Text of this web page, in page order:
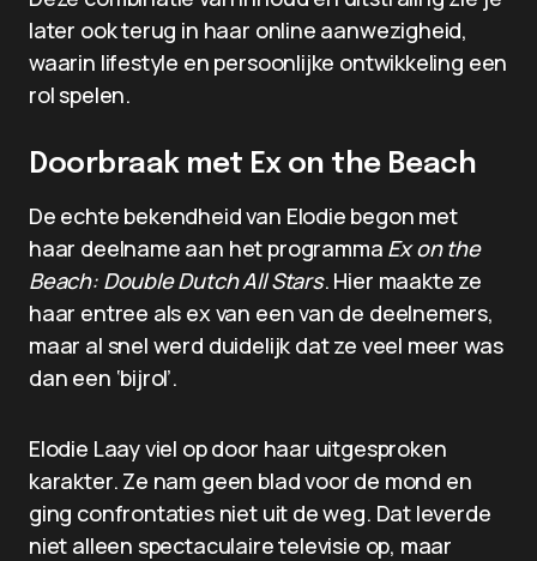
later ook terug in haar online aanwezigheid,
waarin lifestyle en persoonlijke ontwikkeling een
rol spelen.
Doorbraak met Ex on the Beach
De echte bekendheid van Elodie begon met
haar deelname aan het programma Ex on the
Beach: Double Dutch All Stars. Hier maakte ze
haar entree als ex van een van de deelnemers,
maar al snel werd duidelijk dat ze veel meer was
dan een ‘bijrol’.
Elodie Laay viel op door haar uitgesproken
karakter. Ze nam geen blad voor de mond en
ging confrontaties niet uit de weg. Dat leverde
niet alleen spectaculaire televisie op, maar